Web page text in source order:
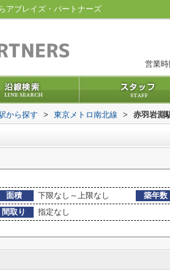
アブレイズ・パートナーズ
営業
から探す > 東京メトロ南北線 > 赤羽岩淵
面積 下限なし～上限なし 築年数
間取り
指定なし